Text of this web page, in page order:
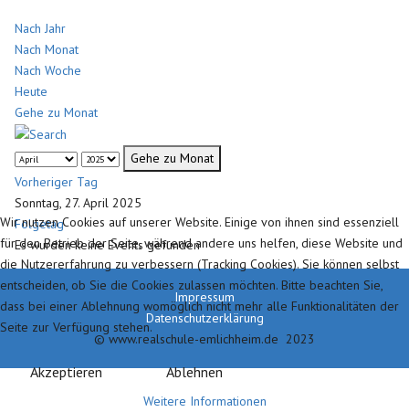
Nach Jahr
Nach Monat
Nach Woche
Heute
Gehe zu Monat
Gehe zu Monat
Vorheriger Tag
Sonntag, 27. April 2025
Folgetag
Es wurden keine Events gefunden
Impressum
Datenschutzerklärung
© www.realschule-emlichheim.de 2023
Wir nutzen Cookies auf unserer Website. Einige von ihnen sind essenziell
für den Betrieb der Seite, während andere uns helfen, diese Website und
die Nutzererfahrung zu verbessern (Tracking Cookies). Sie können selbst
entscheiden, ob Sie die Cookies zulassen möchten. Bitte beachten Sie,
dass bei einer Ablehnung womöglich nicht mehr alle Funktionalitäten der
Seite zur Verfügung stehen.
Akzeptieren Ablehnen
Weitere Informationen